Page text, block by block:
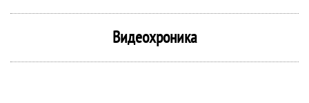
Видеохроника